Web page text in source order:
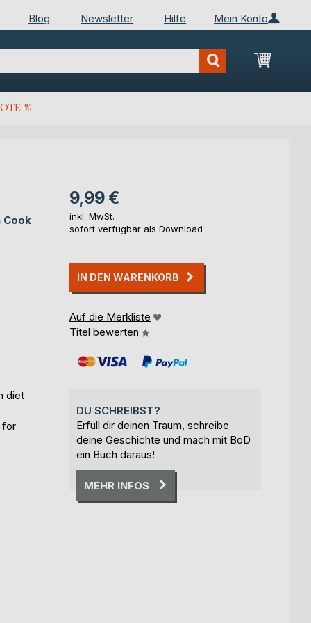
Mein Konto
Blog Newsletter Hilfe
Mein
%
Cook
diet
for
9,99 €
inkl. MwSt.
sofort verfügbar als Download
IN DEN WARENKORB
Auf die Merkliste
Titel bewerten
DU SCHREIBST?
Erfüll dir deinen Traum, schreibe
deine Geschichte und mach mit BoD
ein Buch daraus!
MEHR INFOS